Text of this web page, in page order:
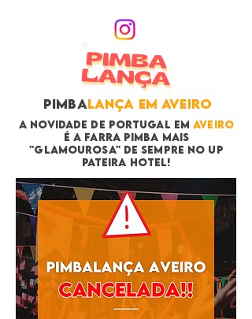
PIMBALANÇA EM AVEIRO
A NOVIDADE DE POrTUGAL EMAVEIRO
É A FARRA PIMBA MAIS
"GLAMOUROSA" DE SEMPRE NO UP
PATEIRA HOTEL!